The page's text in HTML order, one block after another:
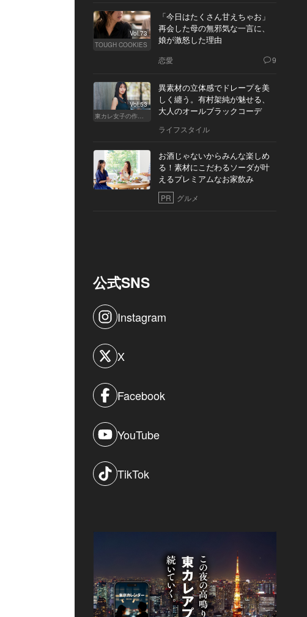
Vol.73
TOUGH COOKIES
「今日はたくさん甘えちゃお」
再会した母の無邪気な一言に、
娘が激怒した理由
恋愛 9
Vol.53
東カレ女子の作り方
異素材の立体感でドレープを美
しく纏う。有村架純が魅せる、
大人のオールブラックコーデ
ライフスタイル
お酒じゃないからみんな楽しめ
る！素材にこだわるソーダが叶
えるプレミアムなお家飲み
PR グルメ
公式SNS
Instagram
X
Facebook
YouTube
TikTok